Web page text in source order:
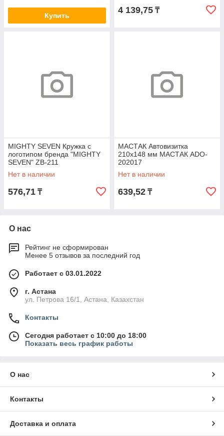
Купить
4 139,75 ₸
MIGHTY SEVEN Кружка с
логотипом бренда "MIGHTY
SEVEN" ZB-211
Нет в наличии
576,71 ₸
МАСТАК Автовизитка
210х148 мм МАСТАК ADO-
202017
Нет в наличии
639,52 ₸
О нас
Рейтинг не сформирован
Менее 5 отзывов за последний год
Работает с 03.01.2022
г. Астана
ул. Петрова 16/1, Астана, Казахстан
Контакты
Сегодня работает с 10:00 до 18:00
Показать весь график работы
О нас
Контакты
Доставка и оплата